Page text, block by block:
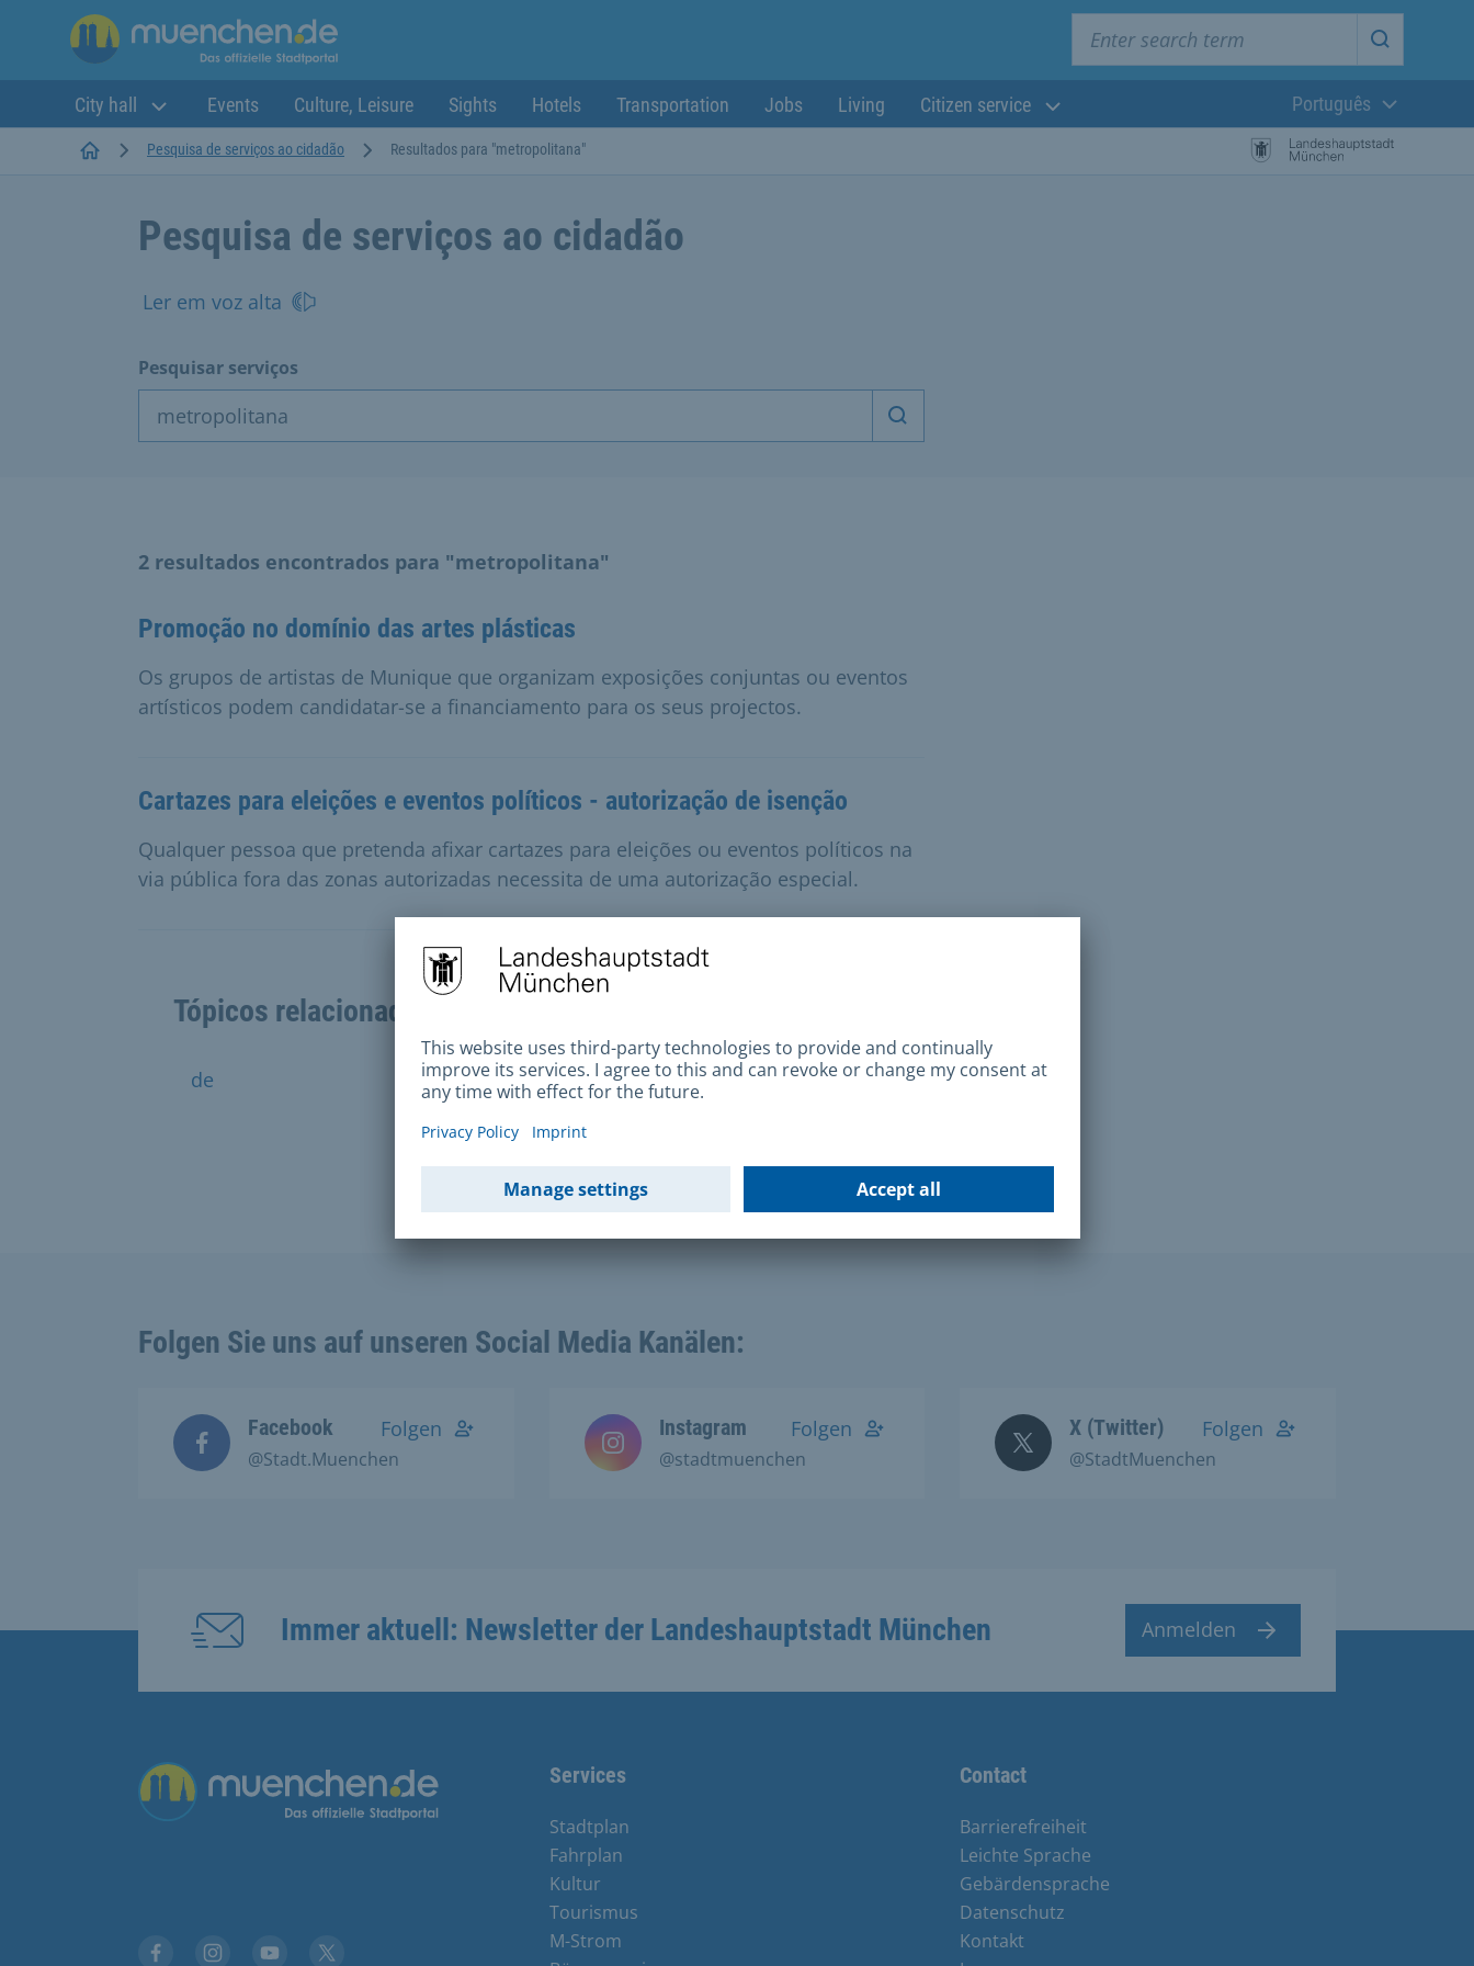
Start
City hall Events Culture, Leisure Sights Hotels Transportation Jobs Living Citizen service
Língua atual:
Português
StartseitePesquisa de serviços ao cidadão Resultados para "metropolitana"
Pesquisa de serviços ao cidadão
Ler em voz alta
Pesquisar serviços
Iniciar pesquisa
2 resultados encontrados para "metropolitana"
Promoção no domínio das artes plásticas
Os grupos de artistas de Munique que organizam exposições conjuntas ou eventos
artísticos podem candidatar-se a financiamento para os seus projectos.
Cartazes para eleições e eventos políticos - autorização de isenção
Qualquer pessoa que pretenda afixar cartazes para eleições ou eventos políticos na
via pública fora das zonas autorizadas necessita de uma autorização especial.
Tópicos relacionados
de para um
Folgen Sie uns auf unseren Social Media Kanälen:
Facebook
@Stadt.Muenchen
Folgen Instagram
@stadtmuenchen
Folgen X (Twitter)
@StadtMuenchen
Folgen
Immer aktuell: Newsletter der Landeshauptstadt München Anmelden
Übergreifende Links Services
Stadtplan
Fahrplan
Kultur
Tourismus
M-Strom
Contact
Barrierefreiheit
Leichte Sprache
Gebärdensprache
Datenschutz
Kontakt